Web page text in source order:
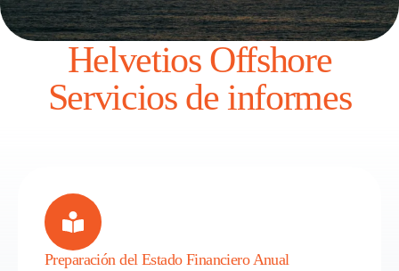
Helvetios Offshore
Servicios de informes
Preparación del Estado Financiero Anual